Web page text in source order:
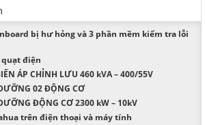
bị hư hỏng và 3 phần mềm kiểm tra lỗi
điện
ÁP CHỈNH LƯU 460 kVA – 400/55V
02 ĐỘNG CƠ
ĐỘNG CƠ 2300 kW – 10kV
trên điện thoại và máy tính